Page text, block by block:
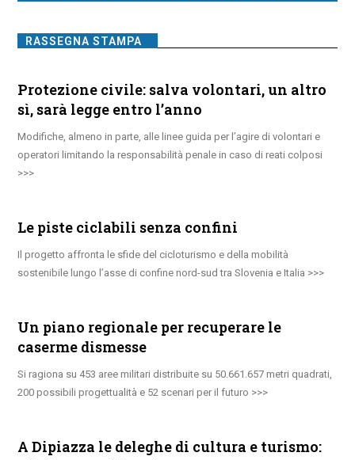
RASSEGNA STAMPA
Protezione civile: salva volontari, un altro
sì, sarà legge entro l’anno
Modifiche, almeno in parte, alle linee guida per l’agire di volontari e
operatori limitando la responsabilità penale in caso di reati colposi
Le piste ciclabili senza confini
Il progetto affronta le sfide del cicloturismo e della mobilità
sostenibile lungo l’asse di confine nord-sud tra Slovenia e Italia
Un piano regionale per recuperare le
caserme dismesse
Si ragiona su 453 aree militari distribuite su 50.661.657 metri quadrati,
200 possibili progettualità e 52 scenari per il futuro
A Dipiazza le deleghe di cultura e turismo: